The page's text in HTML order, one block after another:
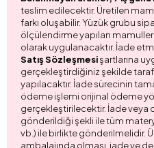
teslim edilecektir. Üretilen
farkı oluşabilir. Yüzük grubu
ölçülendirme yapılan
olarak uygulanacaktır. İade
Satış Sözleşmesişartlarına
gerçekleştirdiğiniz şekilde
yapılacaktır. İade sürecinin
ödeme işlemi orijinal ödeme
gerçekleştirilecektir. İade veya
gönderildiği şekli ile tüm
vb.) ile birlikte gönderilmelidir.
ambalajında olması, iade ve